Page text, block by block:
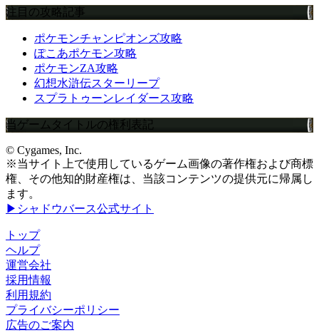
注目の攻略記事
ポケモンチャンピオンズ攻略
ぽこあポケモン攻略
ポケモンZA攻略
幻想水滸伝スターリープ
スプラトゥーンレイダース攻略
当ゲームタイトルの権利表記
© Cygames, Inc.
※当サイト上で使用しているゲーム画像の著作権および商標
権、その他知的財産権は、当該コンテンツの提供元に帰属し
ます。
▶シャドウバース公式サイト
トップ
ヘルプ
運営会社
採用情報
利用規約
プライバシーポリシー
広告のご案内